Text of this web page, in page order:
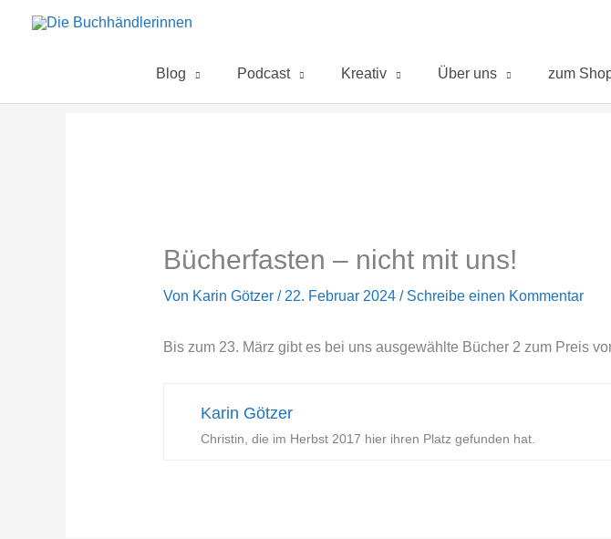
Inhalt
Blog
Podcast Kreativ Über uns zum
Bücherfasten – nicht mit uns!
Von Karin Götzer / 22. Februar 2024 / Schreibe einen Kommentar
Bis zum 23. März gibt es bei uns ausgewählte Bücher 2 zum Preis
Karin Götzer
Christin, die im Herbst 2017 hier ihren Platz gefunden hat.